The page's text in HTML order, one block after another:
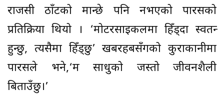
राजसी ठाँटको मान्छे पनि नभएको पारसको
प्रतिक्रिया थियो । ‘मोटरसाइकलमा हिँड्दा स्वतन्त्र
हुन्छु, त्यसैमा हिँड्छु’ खबरहबसँगको कुराकानीमा
पारसले भने,‘म साधुको जस्तो जीवनशैली
बिताउँछु।’